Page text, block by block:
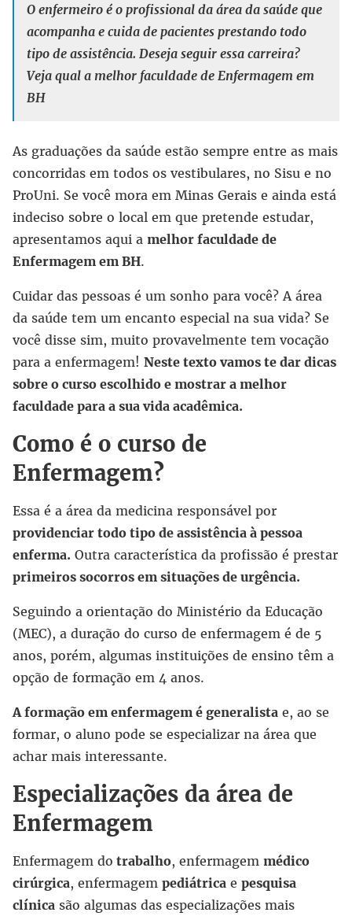
O enfermeiro é o profissional da área da saúde que
acompanha e cuida de pacientes prestando todo
tipo de assistência. Deseja seguir essa carreira?
Veja qual a melhor faculdade de Enfermagem em
BH
As graduações da saúde estão sempre entre as mais
concorridas em todos os vestibulares, no Sisu e no
ProUni. Se você mora em Minas Gerais e ainda está
indeciso sobre o local em que pretende estudar,
apresentamos aqui a melhor faculdade de
Enfermagem em BH.
Cuidar das pessoas é um sonho para você? A área
da saúde tem um encanto especial na sua vida? Se
você disse sim, muito provavelmente tem vocação
para a enfermagem! Neste texto vamos te dar dicas
sobre o curso escolhido e mostrar a melhor
faculdade para a sua vida acadêmica.
Como é o curso de
Enfermagem?
Essa é a área da medicina responsável por
providenciar todo tipo de assistência à pessoa
enferma. Outra característica da profissão é prestar
primeiros socorros em situações de urgência.
Seguindo a orientação do Ministério da Educação
(MEC), a duração do curso de enfermagem é de 5
anos, porém, algumas instituições de ensino têm a
opção de formação em 4 anos.
A formação em enfermagem é generalista e, ao se
formar, o aluno pode se especializar na área que
achar mais interessante.
Especializações da área de
Enfermagem
Enfermagem do trabalho, enfermagem médico
cirúrgica, enfermagem pediátrica e pesquisa
clínica são algumas das especializações mais